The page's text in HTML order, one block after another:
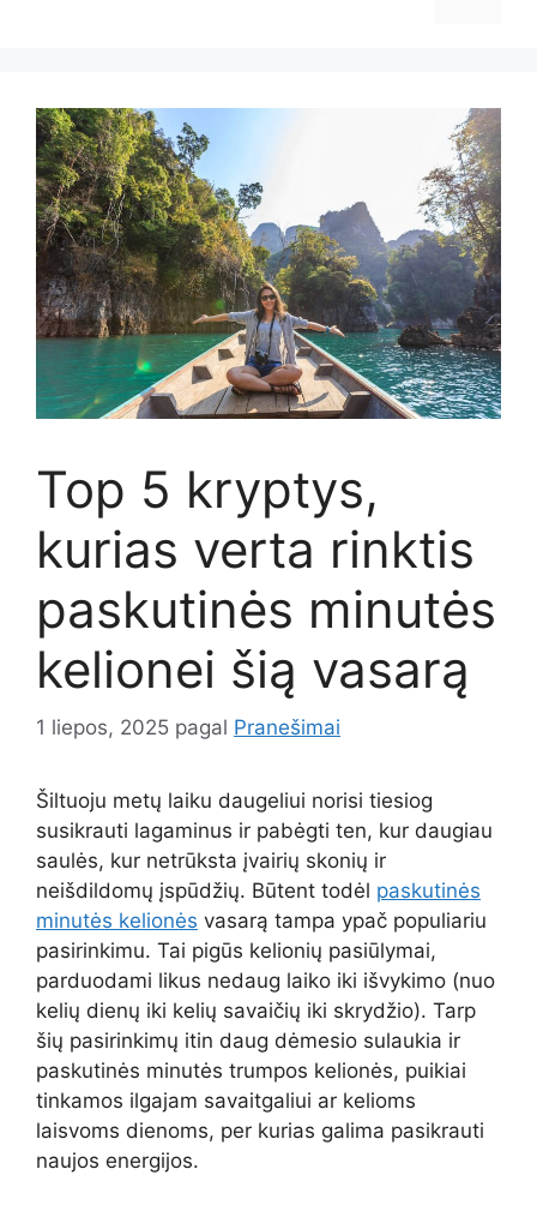
Top 5 kryptys,
kurias verta rinktis
paskutinės minutės
kelionei šią vasarą
1 liepos, 2025 pagal Pranešimai
Šiltuoju metų laiku daugeliui norisi tiesiog
susikrauti lagaminus ir pabėgti ten, kur daugiau
saulės, kur netrūksta įvairių skonių ir
neišdildomų įspūdžių. Būtent todėl paskutinės
minutės kelionės vasarą tampa ypač populiariu
pasirinkimu. Tai pigūs kelionių pasiūlymai,
parduodami likus nedaug laiko iki išvykimo (nuo
kelių dienų iki kelių savaičių iki skrydžio). Tarp
šių pasirinkimų itin daug dėmesio sulaukia ir
paskutinės minutės trumpos kelionės, puikiai
tinkamos ilgajam savaitgaliui ar kelioms
laisvoms dienoms, per kurias galima pasikrauti
naujos energijos.